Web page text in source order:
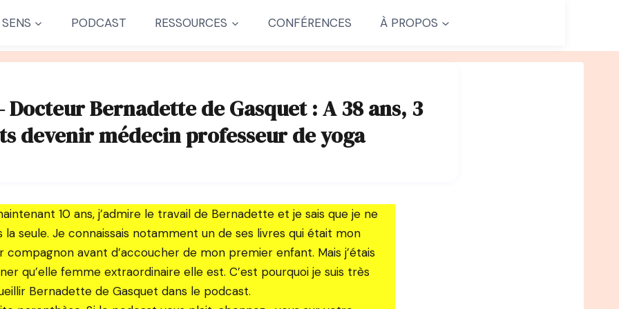
PODCAST RESSOURCES CONFÉRENCES À PROPOS
Docteur Bernadette de Gasquet : A 38 ans, 3
devenir médecin professeur de yoga
10 ans, j’admire le travail de Bernadette et je sais que je ne
la seule. Je connaissais notamment un de ses livres qui était mon
compagnon avant d’accoucher de mon premier enfant. Mais j’étais
qu’elle femme extraordinaire elle est. C’est pourquoi je suis très
Bernadette de Gasquet dans le podcast.